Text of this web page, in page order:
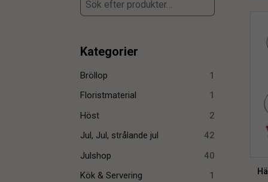
Kategorier
Bröllop
1
Floristmaterial
1
Höst
2
Jul, Jul, strålande jul
42
Julshop
40
Kök & Servering
1